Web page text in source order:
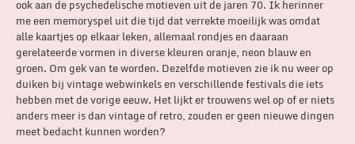
ook aan de psychedelische motieven uit de jaren 70. Ik herinner
me een memoryspel uit die tijd dat verrekte moeilijk was omdat
alle kaartjes op elkaar leken, allemaal rondjes en daaraan
gerelateerde vormen in diverse kleuren oranje, neon blauw en
groen. Om gek van te worden. Dezelfde motieven zie ik nu weer op
duiken bij vintage webwinkels en verschillende festivals die iets
hebben met de vorige eeuw. Het lijkt er trouwens wel op of er niets
anders meer is dan vintage of retro, zouden er geen nieuwe dingen
meet bedacht kunnen worden?